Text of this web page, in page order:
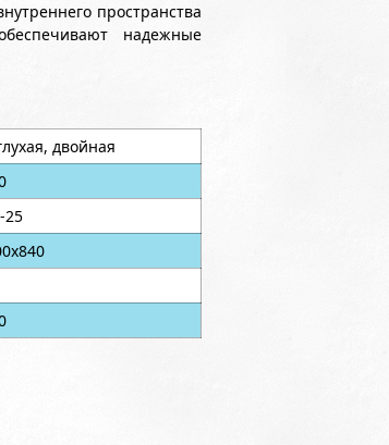
пространства
надежные
двойная
25